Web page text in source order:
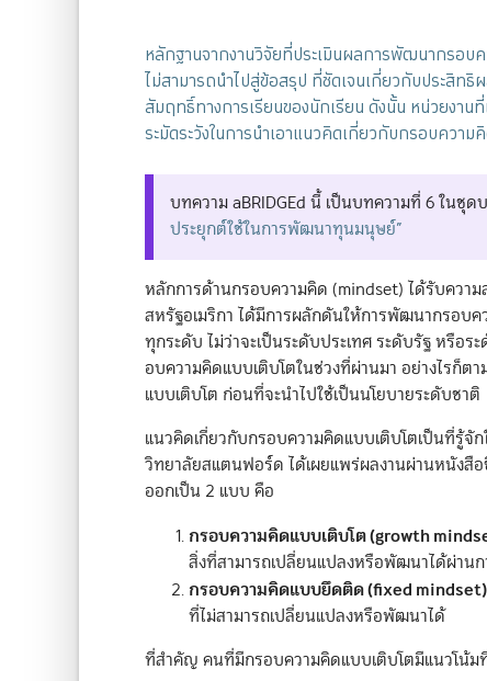
หลักฐานจากงานวิจัยที่ประเมินผลการพัฒนากรอบ
ไม่สามารถนำไปสู่ข้อสรุป ที่ชัดเจนเกี่ยวกับประสิท
สัมฤทธิ์ทางการเรียนของนักเรียน ดังนั้น หน่วยงา
ระมัดระวังในการนำเอาแนวคิดเกี่ยวกับกรอบความ
บทความ aBRIDGEd นี้ เป็นบทความที่ 6 ในชุด
ประยุกต์ใช้ในการพัฒนาทุนมนุษย์”
หลักการด้านกรอบความคิด (mindset) ได้รับควา
สหรัฐอเมริกา ได้มีการผลักดันให้การพัฒนากรอบ
ทุกระดับ ไม่ว่าจะเป็นระดับประเทศ ระดับรัฐ หรือร
อบความคิดแบบเติบโตในช่วงที่ผ่านมา อย่างไรก็ต
แบบเติบโต ก่อนที่จะนำไปใช้เป็นนโยบายระดับชาติ
แนวคิดเกี่ยวกับกรอบความคิดแบบเติบโตเป็นที่รู้จั
วิทยาลัยสแตนฟอร์ด ได้เผยแพร่ผลงานผ่านหนังสื
ออกเป็น 2 แบบ คือ
กรอบความคิดแบบเติบโต (growth
สิ่งที่สามารถเปลี่ยนแปลงหรือพัฒนาได้ผ่านก
กรอบความคิดแบบยึดติด (fixed mindset)
ที่ไม่สามารถเปลี่ยนแปลงหรือพัฒนาได้
ที่สำคัญ คนที่มีกรอบความคิดแบบเติบโตมีแนวโน้